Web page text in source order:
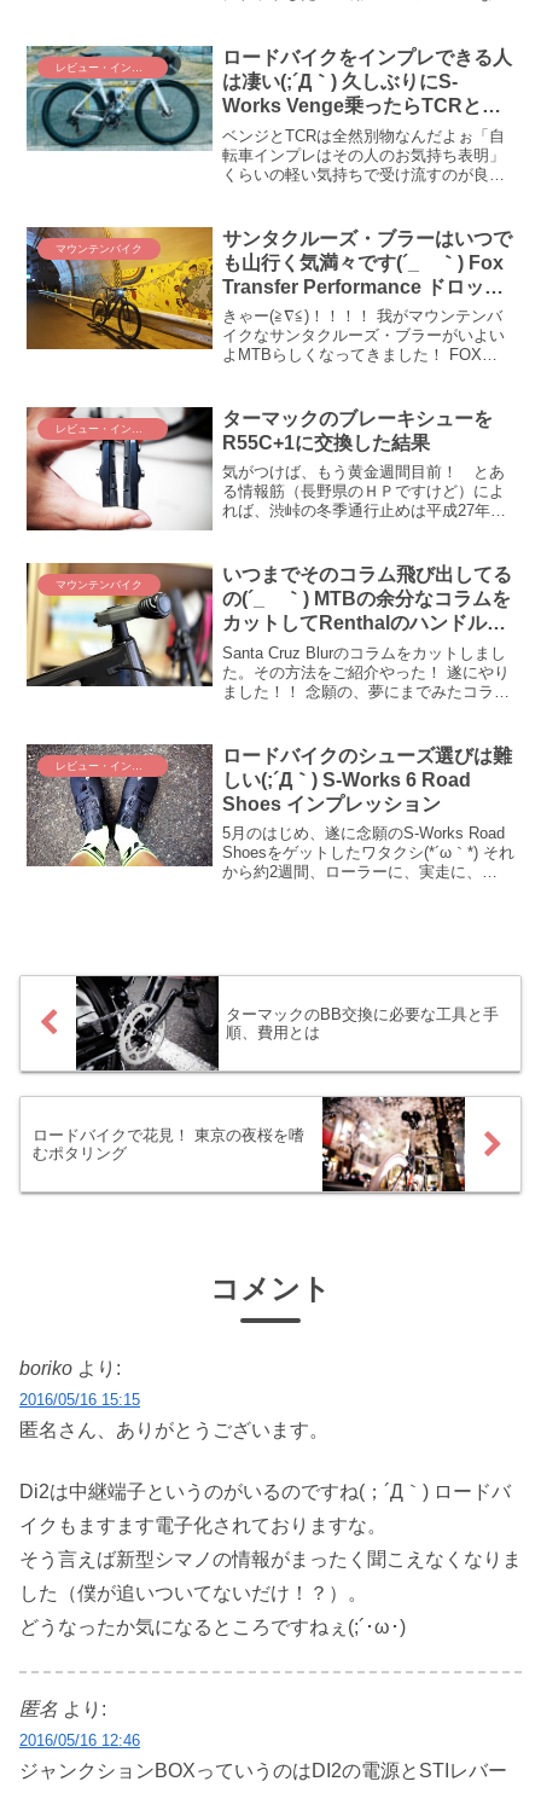
いかな！？ ということで、セールになっ
ていたRECON 2.0 MTBシューズに買い
替えたのでありますよ。これでますます
来月の王滝の機材的な準備は整いつつあ
りますぞ～(＾ω＾)
レビュー・インプレ
ロードバイクをインプレできる人
は凄い(;´Д｀) 久しぶりにS-
Works Venge乗ったらTCRと全
然別物なんだけど、何で？ どう
して？？
ベンジとTCRは全然別物なんだよぉ「自
転車インプレはその人のお気持ち表明」
くらいの軽い気持ちで受け流すのが良い
って改めて色褪せない良さがあるんだな
ぁと、つくづくしみじ...
マウンテンバイク
サンタクルーズ・ブラーはいつで
も山行く気満々です(´_ゝ｀) Fox
Transfer Performance ドロッパ
ーシートポストを装着！
きゃー(≧∇≦)！！！！ 我がマウンテンバ
イクなサンタクルーズ・ブラーがいよい
よMTBらしくなってきました！ FOX
ゃったもんね(ﾟ∀ﾟ)！FOX Transf...
ターマックのブレーキシューを
R55C+1に交換した結果
気がつけば、もう黄金週間目前！ とあ
る情報筋（長野県のＨＰですけど）によ
れば、渋峠の冬季通行止めは平成27年４
題なわけです！ ひゃっふ～ぃ！ いよい
よ、挑戦の時期を...
マウンテンバイク
いつまでそのコラム飛び出してる
の(´_ゝ｀) MTBの余分なコラムを
カットしてRenthalのハンドルと
ステムに交換！
Santa Cruz Blurのコラムをカットしまし
た。その方法をご紹介やった！ 遂にやり
ました！！ 念願の、夢にまでみたコラム
MTB、サンタクルーズ・ブラー...
ロードバイクのシューズ選びは難
しい(;´Д｀) S-Works 6 Road
Shoes インプレッション
5月のはじめ、遂に念願のS-Works Road
Shoesをゲットしたワタクシ(*´ω｀*) それ
から約2週間、ローラーに、実走に、
ターマックのBB交換に必要な工具と手
順、費用とは
ロードバイクで花見！ 東京の夜桜を嗜
むポタリング
コメント
boriko より:
2016/05/16 15:15
匿名さん、ありがとうございます。
Di2は中継端子というのがいるのですね(；´Д｀) ロードバ
イクもますます電子化されておりますな。
そう言えば新型シマノの情報がまったく聞こえなくなりま
した（僕が追いついてないだけ！？）。
どうなったか気になるところですねぇ(;´･ω･)
匿名 より:
2016/05/16 12:46
ジャンクションBOXっていうのはDI2の電源とSTIレバー